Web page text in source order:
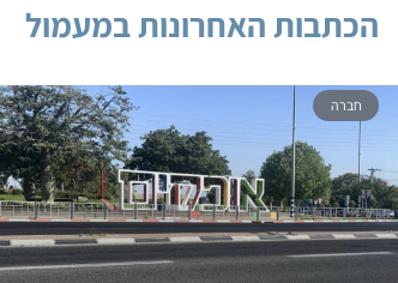
הכתבות האחרונות במעמול
חברה